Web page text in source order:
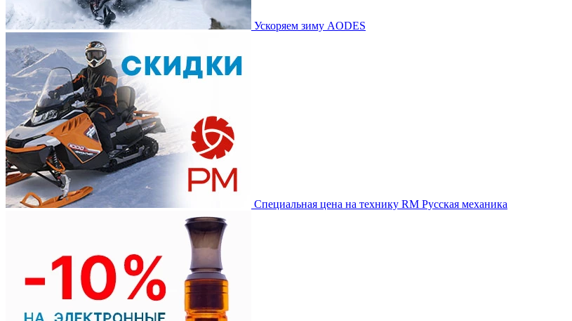
Ускоряем зиму AODES
Специальная цена на технику RM Русская механика